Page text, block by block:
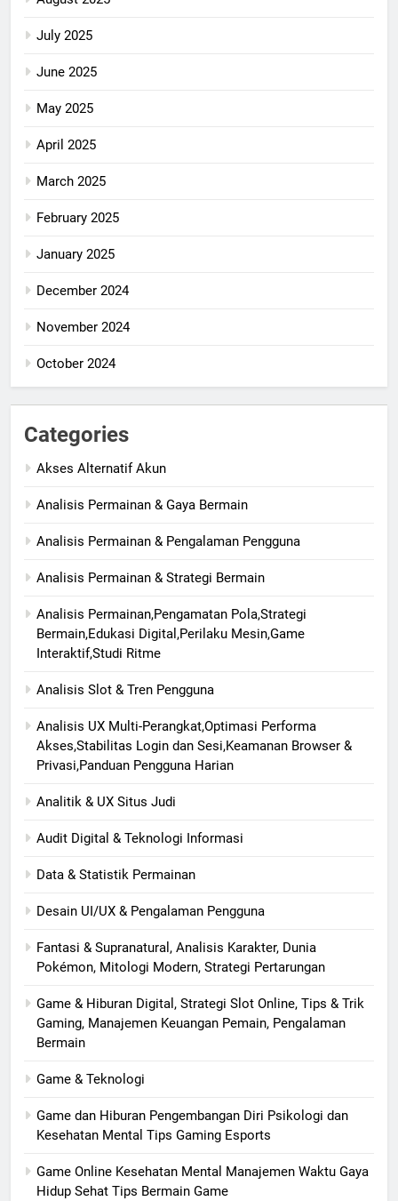
July 2025
June 2025
May 2025
April 2025
March 2025
February 2025
January 2025
December 2024
November 2024
October 2024
Categories
Akses Alternatif Akun
Analisis Permainan & Gaya Bermain
Analisis Permainan & Pengalaman Pengguna
Analisis Permainan & Strategi Bermain
Analisis Permainan,Pengamatan Pola,Strategi
Bermain,Edukasi Digital,Perilaku Mesin,Game
Interaktif,Studi Ritme
Analisis Slot & Tren Pengguna
Analisis UX Multi-Perangkat,Optimasi Performa
Akses,Stabilitas Login dan Sesi,Keamanan Browser &
Privasi,Panduan Pengguna Harian
Analitik & UX Situs Judi
Audit Digital & Teknologi Informasi
Data & Statistik Permainan
Desain UI/UX & Pengalaman Pengguna
Fantasi & Supranatural, Analisis Karakter, Dunia
Pokémon, Mitologi Modern, Strategi Pertarungan
Game & Hiburan Digital, Strategi Slot Online, Tips & Trik
Gaming, Manajemen Keuangan Pemain, Pengalaman
Bermain
Game & Teknologi
Game dan Hiburan Pengembangan Diri Psikologi dan
Kesehatan Mental Tips Gaming Esports
Game Online Kesehatan Mental Manajemen Waktu Gaya
Hidup Sehat Tips Bermain Game